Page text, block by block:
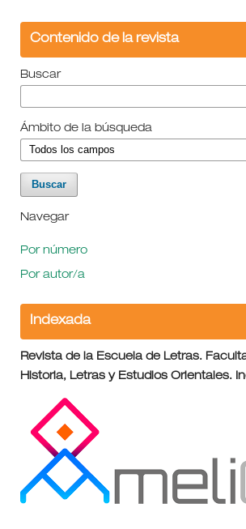
Contenido de la revista
Buscar
Ámbito de la búsqueda
Navegar
Por número
Por autor/a
Indexada
Revista de la Escuela de Letras.
Historia, Letras y Estudios Orientales.